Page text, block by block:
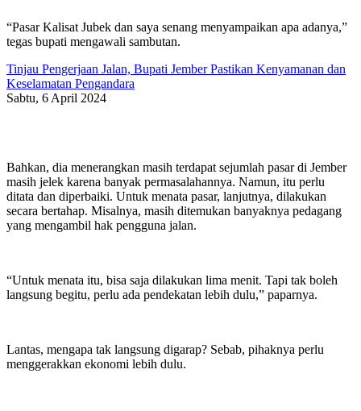
“Pasar Kalisat Jubek dan saya senang menyampaikan apa adanya,”
tegas bupati mengawali sambutan.
Tinjau Pengerjaan Jalan, Bupati Jember Pastikan Kenyamanan dan
Keselamatan Pengandara
Sabtu, 6 April 2024
Bahkan, dia menerangkan masih terdapat sejumlah pasar di Jember
masih jelek karena banyak permasalahannya. Namun, itu perlu
ditata dan diperbaiki. Untuk menata pasar, lanjutnya, dilakukan
secara bertahap. Misalnya, masih ditemukan banyaknya pedagang
yang mengambil hak pengguna jalan.
“Untuk menata itu, bisa saja dilakukan lima menit. Tapi tak boleh
langsung begitu, perlu ada pendekatan lebih dulu,” paparnya.
Lantas, mengapa tak langsung digarap? Sebab, pihaknya perlu
menggerakkan ekonomi lebih dulu.